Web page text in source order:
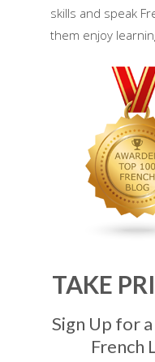
skills and speak
them enjoy
TAKE
Sign Up for
French